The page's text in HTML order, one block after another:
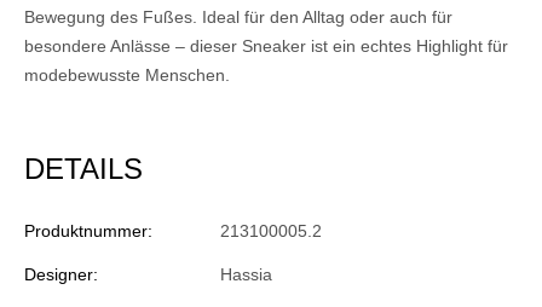
Bewegung des Fußes. Ideal für den Alltag oder auch für
besondere Anlässe – dieser Sneaker ist ein echtes Highlight für
modebewusste Menschen.
DETAILS
Produktnummer: 213100005.2
Designer: Hassia